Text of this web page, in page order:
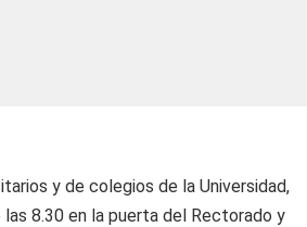
y de colegios de la Universidad,
8.30 en la puerta del Rectorado y